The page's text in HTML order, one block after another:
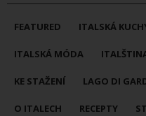
FEATURED ITALSKÁ
ITALSKÁ MÓDA
KE STAŽENÍ LAGO DI
O ITALECH RECEPTY